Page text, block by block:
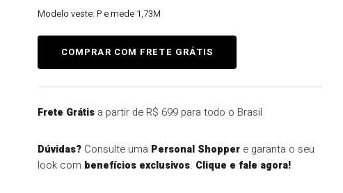
Modelo veste: P e mede 1,73M
Frete Grátisa partir de R$ 699 para todo o Brasil
Dúvidas?Consulte uma Personal Shoppere garanta o seu
look com benefícios exclusivos. Clique e fale agora!